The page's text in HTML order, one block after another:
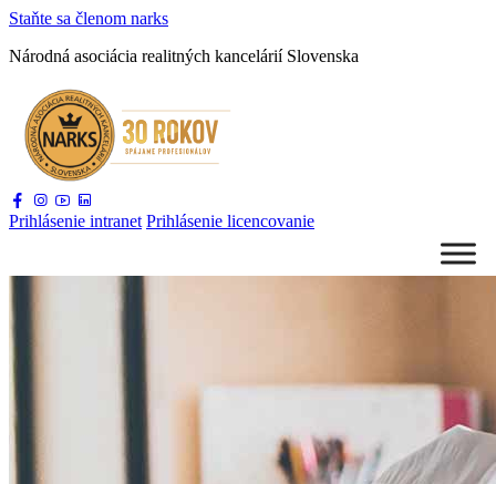
Staňte sa členom narks
Národná asociácia realitných kancelárií Slovenska
Prihlásenie intranet Prihlásenie licencovanie